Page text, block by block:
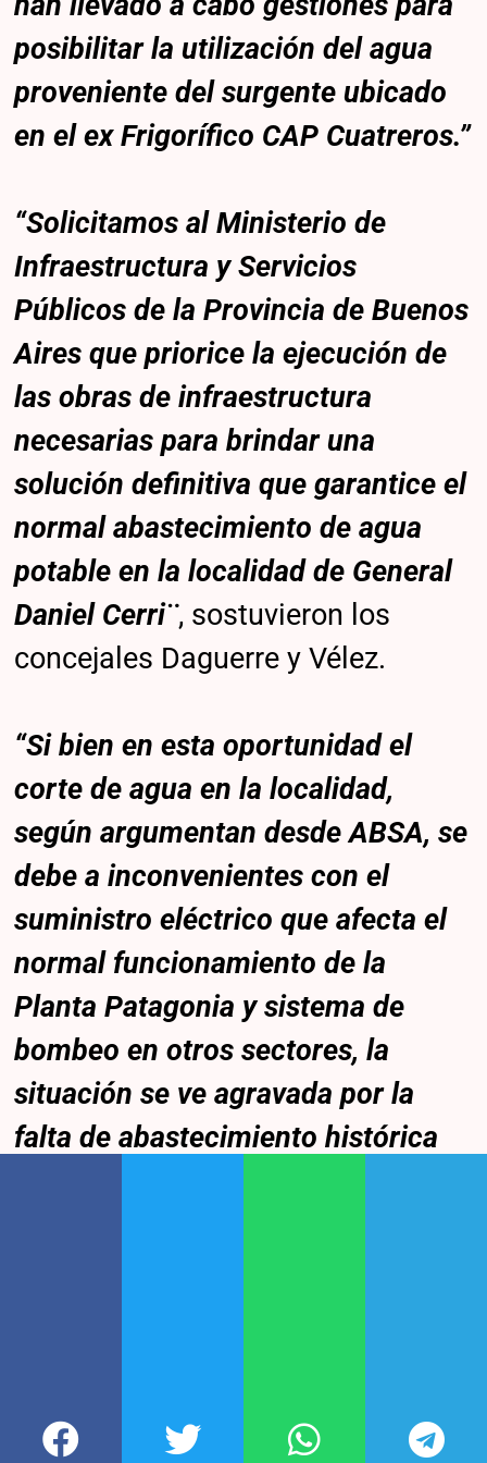
posibilitar la utilización del agua
proveniente del surgente ubicado
en el ex Frigorífico CAP Cuatreros.”
“Solicitamos al Ministerio de
Infraestructura y Servicios
Públicos de la Provincia de Buenos
Aires que priorice la ejecución de
las obras de infraestructura
necesarias para brindar una
solución definitiva que garantice el
normal abastecimiento de agua
potable en la localidad de General
Daniel Cerri¨, sostuvieron los
concejales Daguerre y Vélez.
“Si bien en esta oportunidad el
corte de agua en la localidad,
según argumentan desde ABSA, se
debe a inconvenientes con el
suministro eléctrico que afecta el
normal funcionamiento de la
Planta Patagonia y sistema de
bombeo en otros sectores, la
situación se ve agravada por la
falta de abastecimiento histórica
Participá de nuestra comunidad